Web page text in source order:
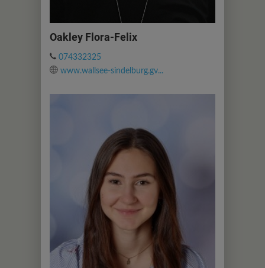
Oakley Flora-Felix
074332325
www.wallsee-sindelburg.gv...